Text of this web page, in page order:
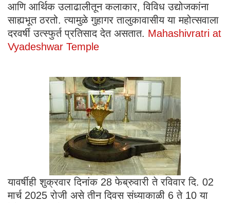
आणि आर्थिक उलाढालीतून कलाकार, विविध उद्योजकांना
साह्यभूत ठरतो. त्यामुळे गुहागर तालुकावासीय या महोत्सवाला
दरवर्षी उत्स्फुर्त प्रतिसाद देत असतात. Mahashivratri at
Vyadeshwar Temple
यावर्षीही शुक्रवार दिनांक 28 फेब्रुवारी ते रविवार दि. 02
मार्च 2025 रोजी असे तीन दिवस संध्याकाळी 6 ते 10 या